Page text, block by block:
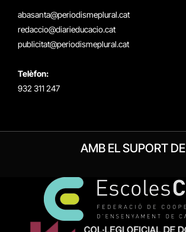
abasanta@periodismeplural.cat
redaccio@diarieducacio.cat
publicitat@periodismeplural.cat
Telèfon:
932 311 247
AMB EL SUPORT DE